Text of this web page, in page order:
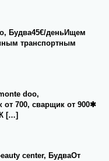
Будва45€/деньИщем
транспортным
doo,
от 700, сварщик от 900✱
[…]
center, БудваОт